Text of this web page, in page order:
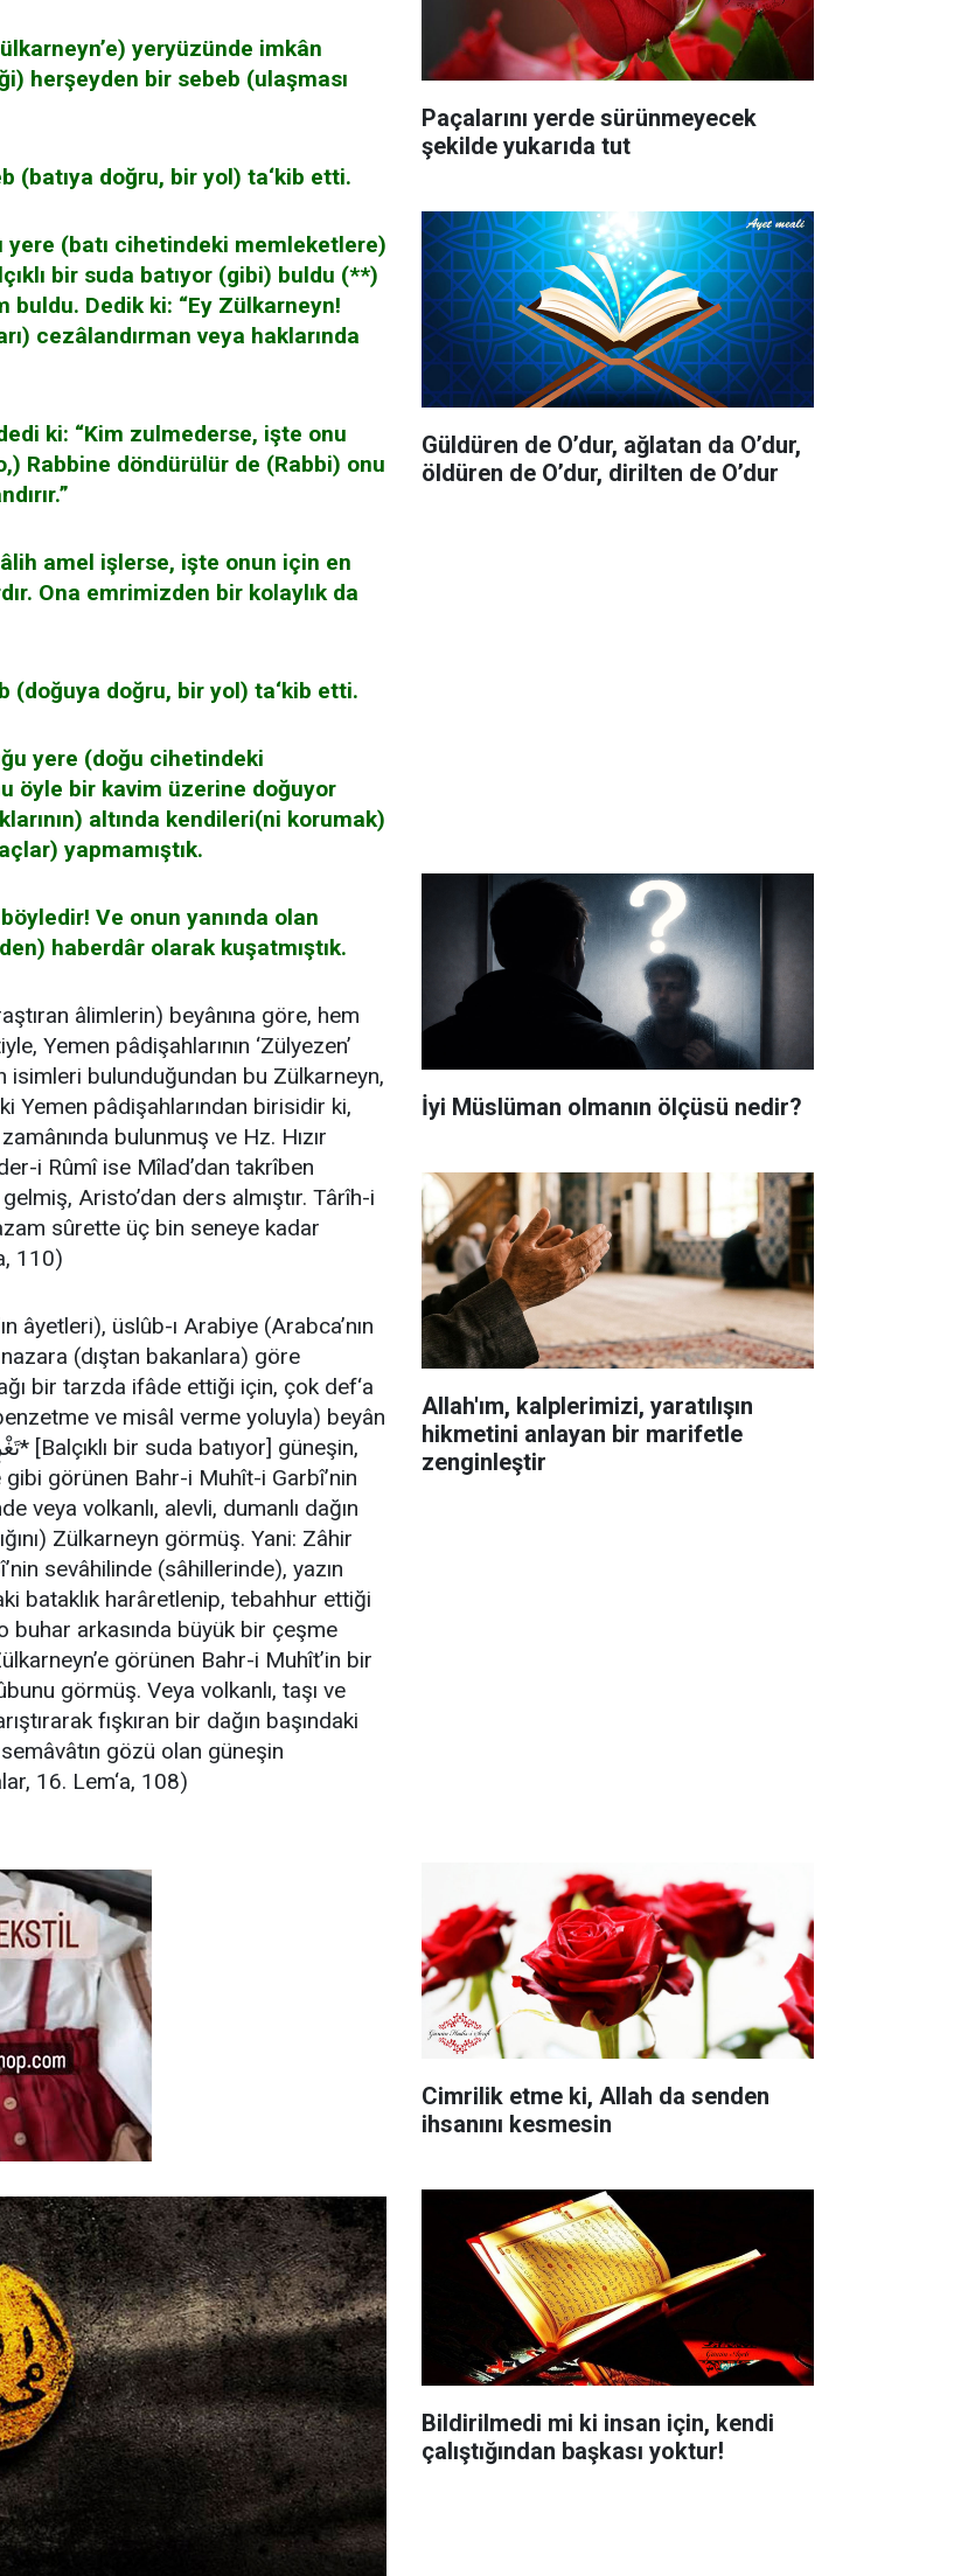
yeryüzünde imkân
herşeyden bir sebeb (ulaşması
(batıya doğru, bir yol) ta‘kib etti.
yere (batı cihetindeki memleketlere)
bir suda batıyor (gibi) buldu (**)
buldu. Dedik ki: “Ey Zülkarneyn!
cezâlandırman veya haklarında
ki: “Kim zulmederse, işte onu
Rabbine döndürülür de (Rabbi) onu
amel işlerse, işte onun için en
Ona emrimizden bir kolaylık da
(doğuya doğru, bir yol) ta‘kib etti.
yere (doğu cihetindeki
öyle bir kavim üzerine doğuyor
altında kendileri(ni korumak)
yapmamıştık.
Ve onun yanında olan
haberdâr olarak kuşatmıştık.
âlimlerin) beyânına göre, hem
Yemen pâdişahlarının ‘Zülyezen’
isimleri bulunduğundan bu Zülkarneyn,
Yemen pâdişahlarından birisidir ki,
bulunmuş ve Hz. Hızır
i Rûmî ise Mîlad’dan takrîben
Aristo’dan ders almıştır. Târîh-i
sûrette üç bin seneye kadar
110)
âyetleri), üslûb-ı Arabiye (Arabca’nın
(dıştan bakanlara) göre
bir tarzda ifâde ettiği için, çok def‘a
ve misâl verme yoluyla) beyân
görünen Bahr-i Muhît-i Garbî’nin
veya volkanlı, alevli, dumanlı dağın
Zülkarneyn görmüş. Yani: Zâhir
sevâhilinde (sâhillerinde), yazın
bataklık harâretlenip, tebahhur ettiği
buhar arkasında büyük bir çeşme
görünen Bahr-i Muhît’in bir
görmüş. Veya volkanlı, taşı ve
fışkıran bir dağın başındaki
gözü olan güneşin
16. Lem‘a, 108)
Paçalarını yerde sürünmeyecek
şekilde yukarıda tut
Güldüren de O’dur, ağlatan da O’dur,
öldüren de O’dur, dirilten de O’dur
İyi Müslüman olmanın ölçüsü nedir?
Allah'ım, kalplerimizi, yaratılışın
hikmetini anlayan bir marifetle
zenginleştir
Cimrilik etme ki, Allah da senden
ihsanını kesmesin
Bildirilmedi mi ki insan için, kendi
çalıştığından başkası yoktur!